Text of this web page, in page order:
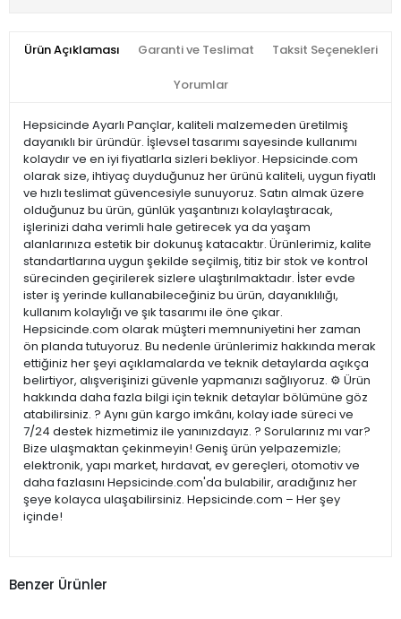
Ürün Açıklaması Garanti ve Teslimat Taksit Seçenekleri
Yorumlar
Hepsicinde Ayarlı Pançlar, kaliteli malzemeden üretilmiş
dayanıklı bir üründür. İşlevsel tasarımı sayesinde kullanımı
kolaydır ve en iyi fiyatlarla sizleri bekliyor. Hepsicinde.com
olarak size, ihtiyaç duyduğunuz her ürünü kaliteli, uygun fiyatlı
ve hızlı teslimat güvencesiyle sunuyoruz. Satın almak üzere
olduğunuz bu ürün, günlük yaşantınızı kolaylaştıracak,
işlerinizi daha verimli hale getirecek ya da yaşam
alanlarınıza estetik bir dokunuş katacaktır. Ürünlerimiz, kalite
standartlarına uygun şekilde seçilmiş, titiz bir stok ve kontrol
sürecinden geçirilerek sizlere ulaştırılmaktadır. İster evde
ister iş yerinde kullanabileceğiniz bu ürün, dayanıklılığı,
kullanım kolaylığı ve şık tasarımı ile öne çıkar.
Hepsicinde.com olarak müşteri memnuniyetini her zaman
ön planda tutuyoruz. Bu nedenle ürünlerimiz hakkında merak
ettiğiniz her şeyi açıklamalarda ve teknik detaylarda açıkça
belirtiyor, alışverişinizi güvenle yapmanızı sağlıyoruz. ⚙️ Ürün
hakkında daha fazla bilgi için teknik detaylar bölümüne göz
atabilirsiniz. ? Aynı gün kargo imkânı, kolay iade süreci ve
7/24 destek hizmetimiz ile yanınızdayız. ? Sorularınız mı var?
Bize ulaşmaktan çekinmeyin! Geniş ürün yelpazemizle;
elektronik, yapı market, hırdavat, ev gereçleri, otomotiv ve
daha fazlasını Hepsicinde.com'da bulabilir, aradığınız her
şeye kolayca ulaşabilirsiniz. Hepsicinde.com – Her şey
içinde!
Benzer Ürünler